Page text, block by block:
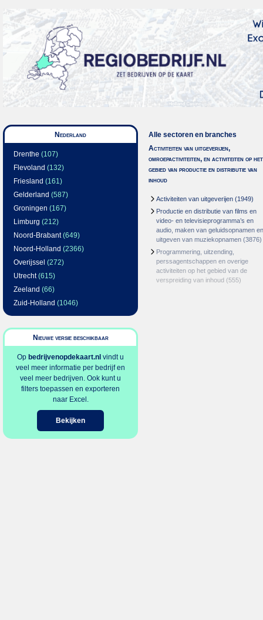
Nederland
Drenthe (107)
Flevoland (132)
Friesland (161)
Gelderland (587)
Groningen (167)
Limburg (212)
Noord-Brabant(649)
Noord-Holland (2366)
Overijssel (272)
Utrecht(615)
Zeeland (66)
Zuid-Holland (1046)
Nieuwe versie beschikbaar
Op bedrijvenopdekaart.nl vindt u
veel meer informatie per bedrijf en
veel meer bedrijven. Ook kunt u
filters toepassen en exporteren
naar Excel.
Bekijken
Alle sectoren en branches
Activiteiten van uitgeverijen,
omroepactiviteiten, en activiteiten op het
gebied van productie en distributie van
inhoud
Activiteiten van uitgeverijen (1949)
Productie en distributie van films en
video- en televisieprogramma’s en
audio, maken van geluidsopnamen en
uitgeven van muziekopnamen (3876)
Programmering, uitzending,
perssagentschappen en overige
activiteiten op het gebied van de
verspreiding van inhoud (555)